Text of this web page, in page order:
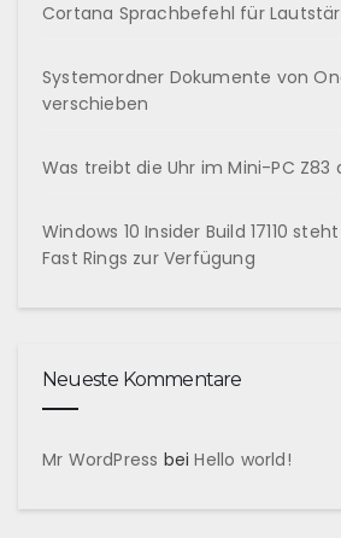
Cortana Sprachbefehl für
Systemordner Dokumente von
verschieben
Was treibt die Uhr im Mini-PC Z83
Windows 10 Insider Build 17110
Fast Rings zur Verfügung
Neueste Kommentare
Mr WordPress beiHello world!